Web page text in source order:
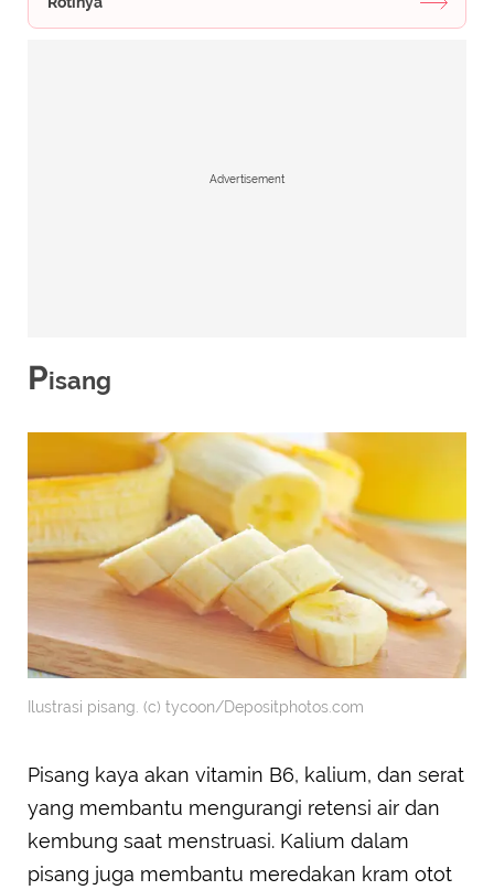
Advertisement
Pisang
Ilustrasi pisang. (c) tycoon/Depositphotos.com
Pisang kaya akan vitamin B6, kalium, dan serat
yang membantu mengurangi retensi air dan
kembung saat menstruasi. Kalium dalam
pisang juga membantu meredakan kram otot